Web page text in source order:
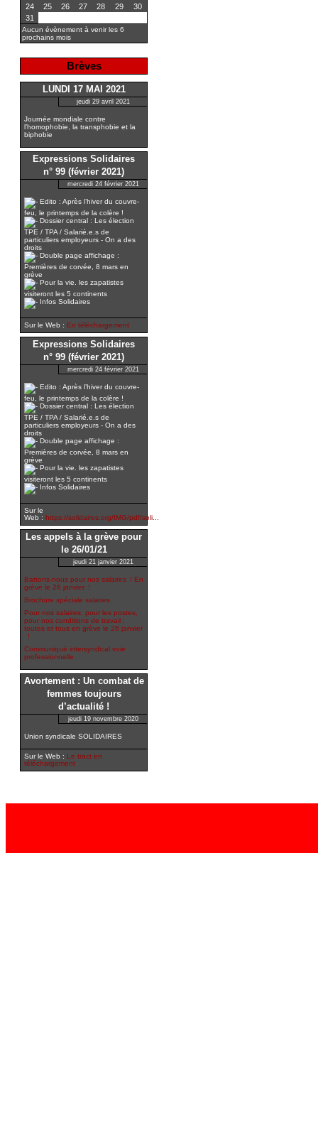
24
25 26 27 28 29
30
31
Aucun évènement à venir les 6
prochains mois
Brèves
LUNDI 17 MAI 2021
jeudi 29 avril 2021
Journée mondiale contre
l’homophobie, la transphobie et la
biphobie
Expressions Solidaires
n° 99 (février 2021)
mercredi 24 février 2021
Edito : Après l’hiver du couvre-
feu, le printemps de la colère !
Dossier central : Les élection
TPE / TPA / Salarié.e.s de
particuliers employeurs - On a des
droits
Double page affichage :
Premières de corvée, 8 mars en
grève
Pour la vie. les zapatistes
visiteront les 5 continents
Infos Solidaires
Sur le Web : En téléchargement
Expressions Solidaires
n° 99 (février 2021)
mercredi 24 février 2021
Edito : Après l’hiver du couvre-
feu, le printemps de la colère !
Dossier central : Les élection
TPE / TPA / Salarié.e.s de
particuliers employeurs - On a des
droits
Double page affichage :
Premières de corvée, 8 mars en
grève
Pour la vie. les zapatistes
visiteront les 5 continents
Infos Solidaires
Sur le
Web : https://solidaires.org/IMG/pdf/soli...
Les appels à la grève pour
le 26/01/21
jeudi 21 janvier 2021
Battons-nous pour nos salaires ! En
grève le 26 janvier !
Brochure spéciale salaires
Pour nos salaires, pour les postes,
pour nos conditions de travail :
toutes et tous en grève le 26 janvier
!
Communiqué intersyndical voie
professionnelle
Avortement : Un combat de
femmes toujours
d’actualité !
jeudi 19 novembre 2020
Union syndicale SOLIDAIRES
Sur le Web : Le tract en
téléchargement